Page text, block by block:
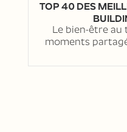
TOP 40 DES
Le bien-être au
moments